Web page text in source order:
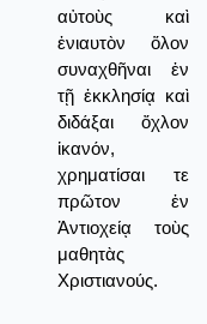
αὐτοὺς καὶ
ἐνιαυτὸν ὅλον
συναχθῆναι ἐν
τῇ ἐκκλησίᾳ καὶ
διδάξαι ὄχλον
ἱκανόν,
χρηματίσαι τε
πρῶτον ἐν
Ἀντιοχείᾳ τοὺς
μαθητὰς
Χριστιανούς.